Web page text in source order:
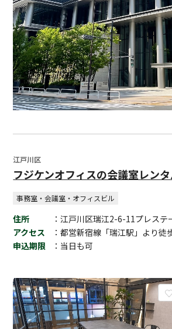
江戸川区
フジケンオフィスの会議室レン
事務室・会議室・オフィスビル
住所
：江戸川区瑞江2-6-11プレステ
アクセス
：都営新宿線「瑞江駅」より徒
申込期限
：当日も可